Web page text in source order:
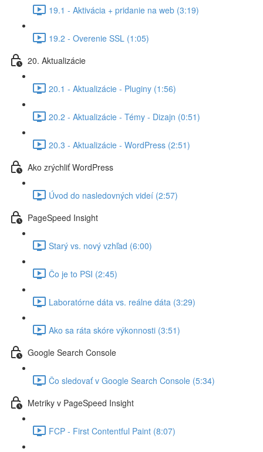
19.1 - Aktivácia + pridanie na web (3:19)
19.2 - Overenie SSL (1:05)
20. Aktualizácie
20.1 - Aktualizácie - Pluginy (1:56)
20.2 - Aktualizácie - Témy - Dizajn (0:51)
20.3 - Aktualizácie - WordPress (2:51)
Ako zrýchliť WordPress
Úvod do nasledovných videí (2:57)
PageSpeed Insight
Starý vs. nový vzhľad (6:00)
Čo je to PSI (2:45)
Laboratórne dáta vs. reálne dáta (3:29)
Ako sa ráta skóre výkonnosti (3:51)
Google Search Console
Čo sledovať v Google Search Console (5:34)
Metriky v PageSpeed Insight
FCP - First Contentful Paint (8:07)